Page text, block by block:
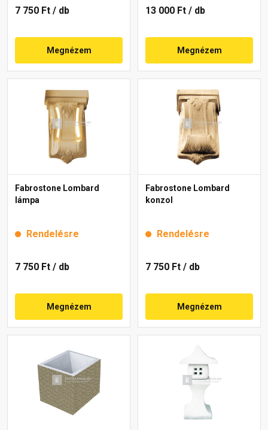
7 750 Ft / db
Megnézem
13 000 Ft / db
Megnézem
Fabrostone Lombard
lámpa
Rendelésre
7 750 Ft / db
Megnézem
Fabrostone Lombard
konzol
Rendelésre
7 750 Ft / db
Megnézem